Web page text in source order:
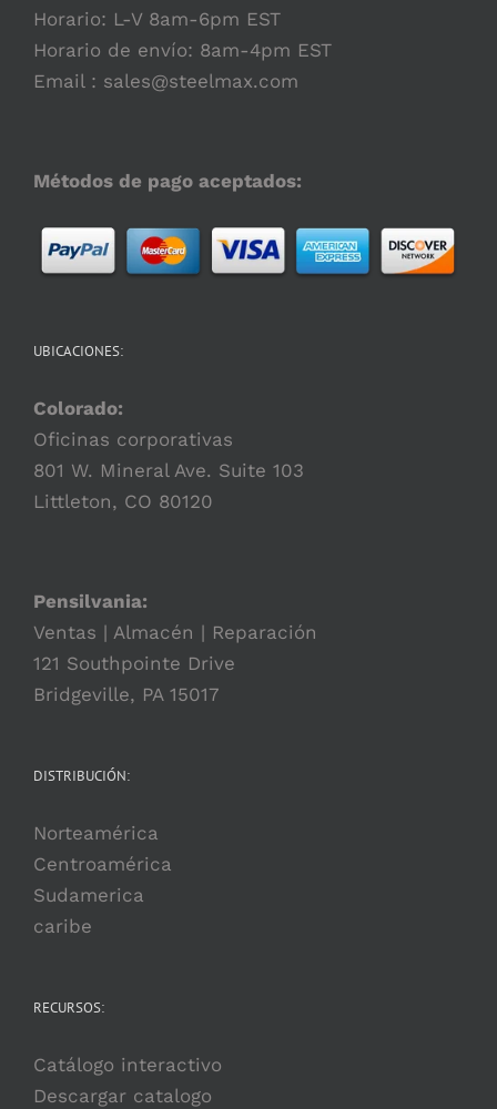
Horario: L-V 8am-6pm EST
Horario de envío: 8am-4pm EST
Email : sales@steelmax.com
Métodos de pago aceptados:
UBICACIONES:
Colorado:
Oficinas corporativas
801 W. Mineral Ave. Suite 103
Littleton, CO 80120
Pensilvania:
Ventas | Almacén | Reparación
121 Southpointe Drive
Bridgeville, PA 15017
DISTRIBUCIÓN:
Norteamérica
Centroamérica
Sudamerica
caribe
RECURSOS:
Catálogo interactivo
Descargar catalogo